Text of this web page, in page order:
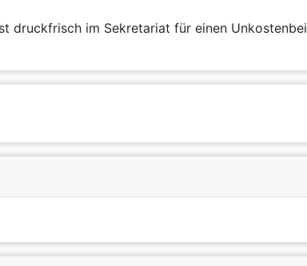
druckfrisch im Sekretariat für einen